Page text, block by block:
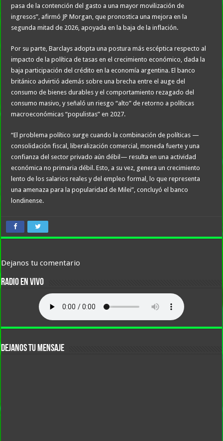
pasa de la contención del gasto a una mayor movilización de
ingresos”, afirmó JP Morgan, que pronostica una mejora en la
segunda mitad de 2026, apoyada en la baja de la inflación.
Por su parte, Barclays adopta una postura más escéptica respecto al
impacto de la política de tasas en el crecimiento económico, dada la
baja participación del crédito en la economía argentina. El banco
británico advirtió además sobre una brecha entre el auge del
consumo de bienes durables y el comportamiento rezagado del
consumo masivo, y señaló un riesgo “alto” de retorno a políticas
macroeconómicas “populistas” en 2027.
“El problema político surge cuando la combinación de políticas —
consolidación fiscal, liberalización comercial, moneda fuerte y una
confianza del sector privado aún débil— resulta en una actividad
económica no primaria débil. Esto, a su vez, genera un crecimiento
lento de los salarios reales y del empleo formal, lo que representa
una amenaza para la popularidad de Milei”, concluyó el banco
londinense.
Dejanos tu comentario
RADIO EN VIVO
DEJANOS TU MENSAJE